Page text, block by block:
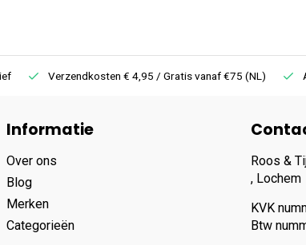
Verzendkosten € 4,95 / Gratis vanaf €75 (NL)
Informatie
Over ons
Blog
Merken
Categorieën
Roos &
, Lochem
KVK
Btw